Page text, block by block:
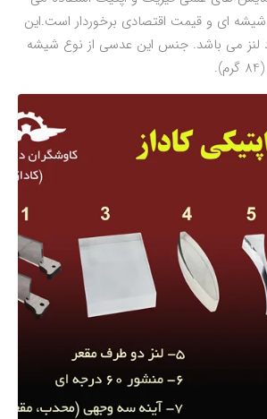
شیشه ای و قیمت اقتصادی برخوردار است.این
شامل فقط 1 عدد لنز می باشد. جنس این عدسی از نوع شیشه